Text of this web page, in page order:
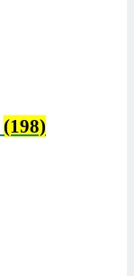
(198)